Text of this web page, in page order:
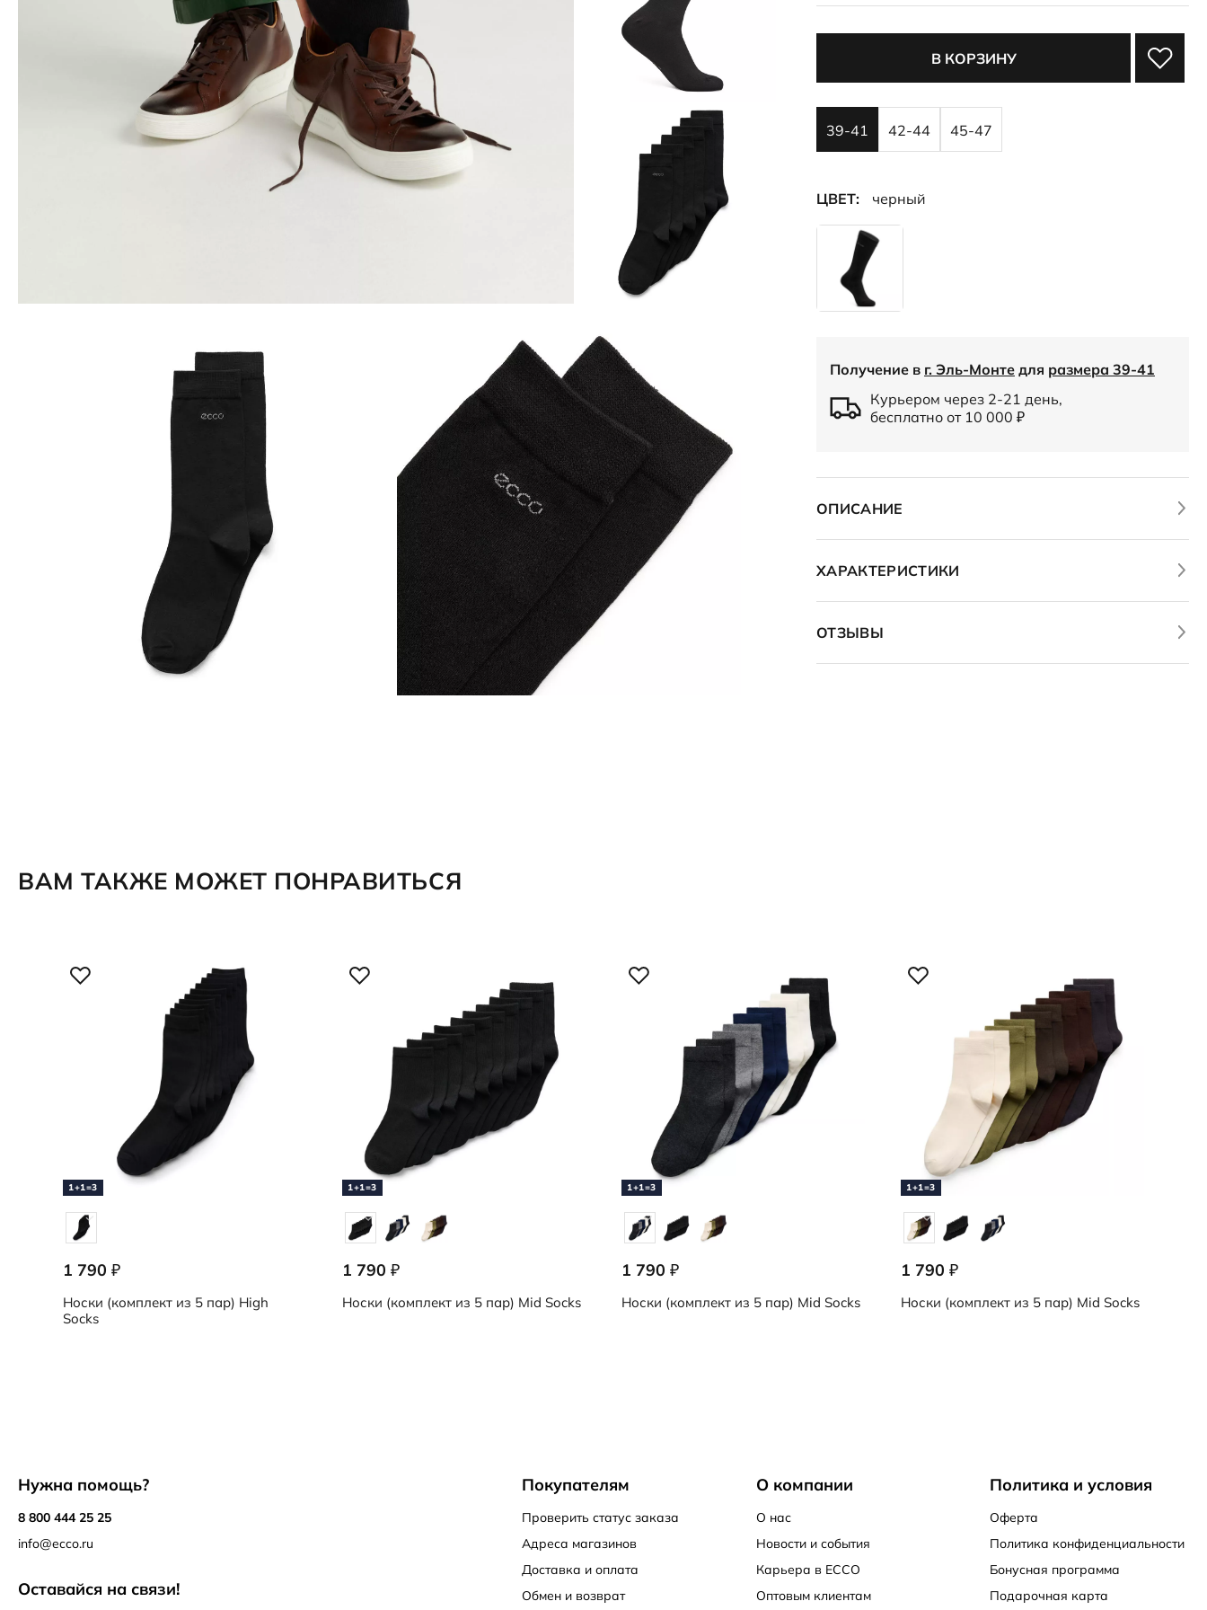
Обувь со скидками
весь день
В КОРЗИНУ
39-41 42-44 45-47
ЦВЕТ: черный
Получение в г. Эль-Монте для размера 39-41
Курьером через 2-21 день,
бесплатно от 10 000 ₽
ОПИСАНИЕ
ХАРАКТЕРИСТИКИ
ОТЗЫВЫ
ВАМ ТАКЖЕ МОЖЕТ ПОНРАВИТЬСЯ
1+1=3
1 790 ₽
Носки (комплект из 5 пар) High
Socks
1+1=3
1 790 ₽
Носки (комплект из 5 пар) Mid Socks
1+1=3
1 790 ₽
Носки (комплект из 5 пар) Mid Socks
1+1=3
1 790 ₽
Носки (комплект из 5 пар) Mid Socks
Нужна помощь?
8 800 444 25 25
info@ecco.ru
Оставайся на связи!
Политика и условия
Оферта
Политика конфиденциальности
Бонусная программа
Подарочная карта
О компании
О нас
Новости и события
Карьера в ECCO
Оптовым клиентам
Покупателям
Проверить статус заказа
Адреса магазинов
Доставка и оплата
Обмен и возврат